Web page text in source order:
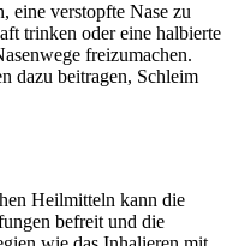
eine verstopfte Nase zu
trinken oder eine halbierte
freizumachen.
dazu beitragen, Schleim
Heilmitteln kann die
befreit und die